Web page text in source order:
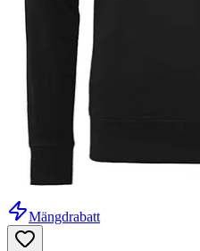
Mängdrabatt